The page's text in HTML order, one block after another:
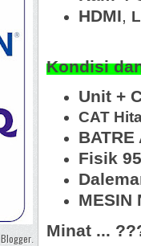
HDMI
Kondisi
Unit +
CAT
BATRE
Fisik
MESIN
Minat ...
Blogger.